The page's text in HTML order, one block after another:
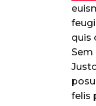
quis
Sem
felis